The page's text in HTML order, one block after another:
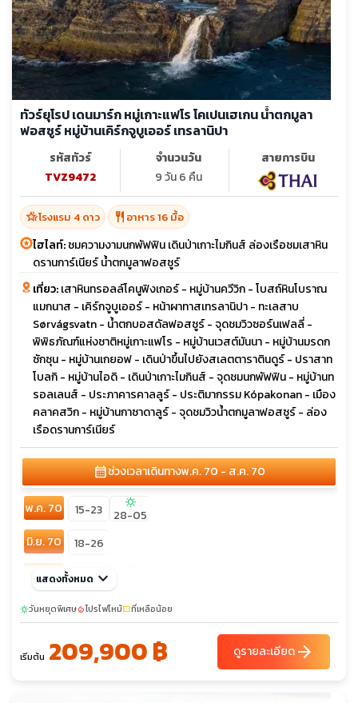
ทัวร์ยุโรป เดนมาร์ก หมู่เกาะแฟโร โคเปนเฮเกน น้ำตกมูลา
ฟอสซูร์ หมู่บ้านเคิร์กจูบูเออร์ เทรลานิปา
รหัสทัวร์
TVZ9472
จำนวนวัน
9 วัน 6 คืน
สายการบิน
hotel_classโรงแรม 4 ดาว restaurant อาหาร 16 มื้อ
ไฮไลท์:ชมความงามนกพัฟฟิน เดินป่าเกาะไมกินส์ ล่องเรือชมเสาหิน
ดรานการ์เนียร์ น้ำตกมูลาฟอสซูร์
เที่ยว:เสาหินทรอลล์โคนูฟิงเกอร์ - หมู่บ้านควีวิก - โบสถ์หินโบราณ
แมกนาส - เคิร์กจูบูเออร์ - หน้าผาทาสเทรลานิปา - ทะเลสาบ
Sørvágsvatn - น้ำตกบอสดัลฟอสซูร์ - จุดชมวิวซอร์นเฟลลี่ -
พิพิธภัณฑ์แห่งชาติหมู่เกาะแฟโร - หมู่บ้านเวสต์มันนา - หมู่บ้านมรดก
ซักซุน - หมู่บ้านเกยอฟ - เดินป่าขึ้นไปยังสเลตตาราตินดูร์ - ปราสาท
โบลกิ - หมู่บ้านไอดิ - เดินป่าเกาะไมกินส์ - จุดชมนกพัฟฟิน - หมู่บ้านท
รอลเลนส์ - ประภาคารคาลลูร์ - ประติมากรรม Kópakonan - เมือง
คลาคสวิก - หมู่บ้านกาซาดาลูร์ - จุดชมวิวน้ำตกมูลาฟอสซูร์ - ล่อง
เรือดรานการ์เนียร์
calendar_monthช่วงเวลาเดินทางพ.ค. 70 - ส.ค. 70
พ.ค. 70 15-23 sunny
28-05
มิ.ย. 70
18-26
ก.ค. 70
16-24 sunny
ส.ค. 70
11-19 20-28
แสดงทั้งหมด keyboard_arrow_down
sunnyวันหยุดพิเศษlocal_fire_departmentโปรไฟไหม้confirmation_numberที่เหลือน้อย
เริ่มต้น 209,900 ฿ ดูรายละเอียดarrow_forward